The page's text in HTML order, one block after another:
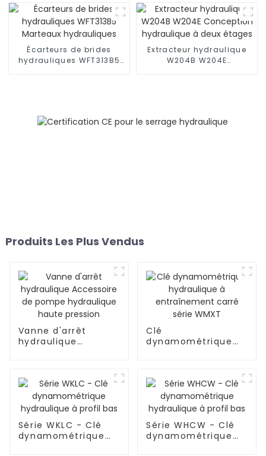
Écarteurs de brides
hydrauliques WFT313B5
Extracteur hydraulique
W204B W204E
Produits Les Plus Vendus
Vanne d'arrêt
hydraulique
Clé
dynamométrique
Série WKLC - Clé
dynamométrique
Série WHCW - Clé
dynamométrique